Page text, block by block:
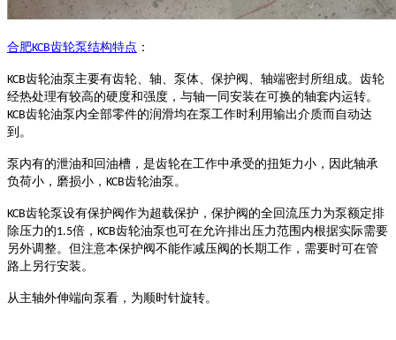
合肥KCB齿轮泵结构特点 ：
KCB齿轮油泵主要有齿轮、轴、泵体、保护阀、轴端密封所组成。齿轮
经热处理有较高的硬度和强度，与轴一同安装在可换的轴套内运转。
KCB齿轮油泵内全部零件的润滑均在泵工作时利用输出介质而自动达
到。
泵内有的泄油和回油槽，是齿轮在工作中承受的扭矩力小，因此轴承
负荷小，磨损小， KCB齿轮油泵。
KCB齿轮泵设有保护阀作为超载保护，保护阀的全回流压力为泵额定排
除压力的1.5倍， KCB齿轮油泵也可在允许排出压力范围内根据实际需要
另外调整。但注意本保护阀不能作减压阀的长期工作，需要时可在管
路上另行安装。
从主轴外伸端向泵看，为顺时针旋转。